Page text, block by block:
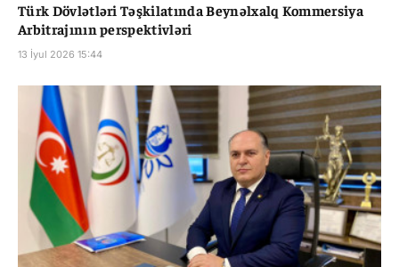
Türk Dövlətləri Təşkilatında Beynəlxalq Kommersiya
Arbitrajının perspektivləri
13 İyul 2026 15:44